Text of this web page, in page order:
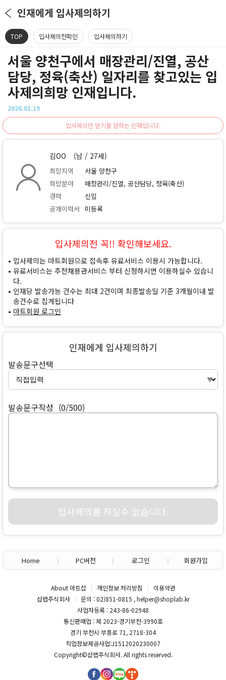
인재에게 입사제의하기
TOP 입사제의전확인 입사제의하기
서울 양천구에서 매장관리/진열, 공산
담당, 정육(축산) 일자리를 찾고있는 입
사제의희망 인재입니다.
2026.03.19
입사제의만 받기를 원하는 인재입니다.
김OO (남 / 27세)
희망지역
서울 양천구
희망분야
매장관리/진열, 공산담당, 정육(축산)
경력
신입
공개이력서
미등록
입사제의전 꼭!! 확인해보세요.
입사제의는 마트회원으로 접속후 유료서비스 이용시 가능합니다.
유료서비스는 추천채용관서비스 부터 신청하시면 이용하실수 있습니
다.
인재당 발송가능 건수는 최대 2건이며 최종발송일 기준 3개월이내 발
송건수로 집계됩니다
마트회원 로그인
인재에게 입사제의하기
발송문구선택
발송문구작성 (0/500)
입사제의를 하실수 없습니다.
Home PC버전 로그인 회원가입
About 마트잡 개인정보 처리방침
이용약관
샵랩주식회사
문의 : 02)851-0815 , helper@shoplab.kr
사업자등록 : 243-86-02948
통신판매업 : 제 2023-경기부천-3990호
경기 부천시 부흥로 71, 2718-304
직업정보제공사업:J1512020230007
Copyright©샵랩주식회사. All rights reserved.